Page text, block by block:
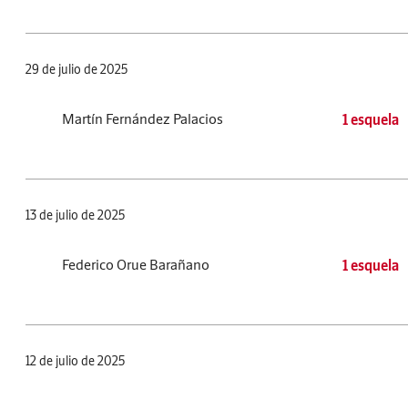
29 de julio de 2025
Martín Fernández Palacios 1 esquela
13 de julio de 2025
Federico Orue Barañano 1 esquela
12 de julio de 2025